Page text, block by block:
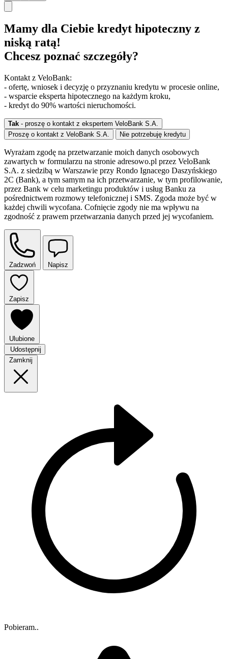
Mamy dla Ciebie kredyt hipoteczny z
niską ratą!
Chcesz poznać szczegóły?
Kontakt z VeloBank:
- ofertę, wniosek i decyzję o przyznaniu kredytu w procesie online,
- wsparcie eksperta hipotecznego na każdym kroku,
- kredyt do 90% wartości nieruchomości.
Tak - proszę o kontakt z ekspertem VeloBank S.A.
Proszę o kontakt z VeloBank S.A.
Nie potrzebuję kredytu
Wyrażam zgodę na przetwarzanie moich danych osobowych
zawartych w formularzu na stronie adresowo.pl przez VeloBank
S.A. z siedzibą w Warszawie przy Rondo Ignacego Daszyńskiego
2C (Bank), a tym samym na ich przetwarzanie, w tym profilowanie,
przez Bank w celu marketingu produktów i usług Banku za
pośrednictwem rozmowy telefonicznej i SMS. Zgoda może być w
każdej chwili wycofana. Cofnięcie zgody nie ma wpływu na
zgodność z prawem przetwarzania danych przed jej wycofaniem.
Zadzwoń Napisz
Zapisz
Ulubione
Udostępnij
Zamknij
Pobieram..